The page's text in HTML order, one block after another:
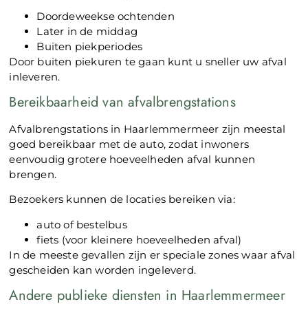
Doordeweekse ochtenden
Later in de middag
Buiten piekperiodes
Door buiten piekuren te gaan kunt u sneller uw afval
inleveren.
Bereikbaarheid van afvalbrengstations
Afvalbrengstations in Haarlemmermeer zijn meestal
goed bereikbaar met de auto, zodat inwoners
eenvoudig grotere hoeveelheden afval kunnen
brengen.
Bezoekers kunnen de locaties bereiken via:
auto of bestelbus
fiets (voor kleinere hoeveelheden afval)
In de meeste gevallen zijn er speciale zones waar afval
gescheiden kan worden ingeleverd.
Andere publieke diensten in Haarlemmermeer